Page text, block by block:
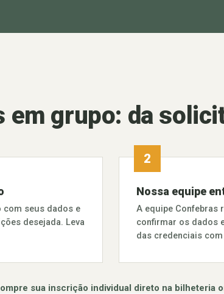
em grupo: da
com seus dados e
desejada. Leva
Nossa equipe
A equipe Confebras
confirmar os dados
das credenciais com
sua inscrição individual direto na bilheteria